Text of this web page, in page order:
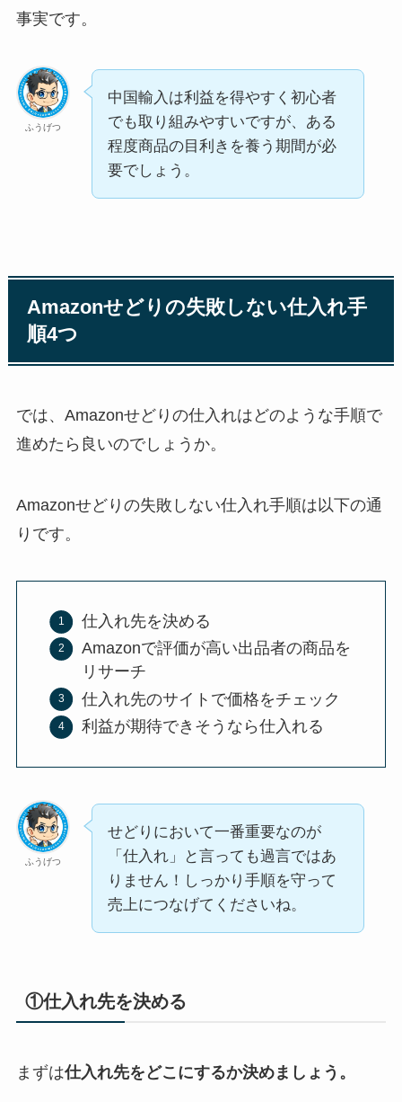
事実です。
ふうげつ
中国輸入は利益を得やすく初心者
でも取り組みやすいですが、ある
程度商品の目利きを養う期間が必
要でしょう。
Amazonせどりの失敗しない仕入れ手
順4つ
では、Amazonせどりの仕入れはどのような手順で
進めたら良いのでしょうか。
Amazonせどりの失敗しない仕入れ手順は以下の通
りです。
仕入れ先を決める
Amazonで評価が高い出品者の商品を
リサーチ
仕入れ先のサイトで価格をチェック
利益が期待できそうなら仕入れる
ふうげつ
せどりにおいて一番重要なのが
「仕入れ」と言っても過言ではあ
りません！しっかり手順を守って
売上につなげてくださいね。
①仕入れ先を決める
まずは仕入れ先をどこにするか決めましょう。